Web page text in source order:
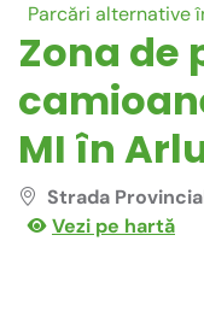
Parcări alternative
Zona de
MI în
Strada
Vezi pe hartă